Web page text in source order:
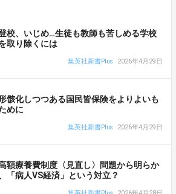
校、いじめ…生徒も教師も苦しめる学校
取り除くには
集英社新書Plus 2026年4月29日
骸化しつつある国民皆保険をよりよいも
めに
集英社新書Plus 2026年4月29日
高額療養費制度〈見直し〉問題から明らか
「病人VS経済」という対立？